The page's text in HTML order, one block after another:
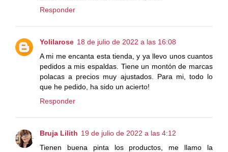
Responder
Yolilarose 18 de julio de 2022 a las 16:08
A mi me encanta esta tienda, y ya llevo unos cuantos
pedidos a mis espaldas. Tiene un montón de marcas
polacas a precios muy ajustados. Para mi, todo lo
que he pedido, ha sido un acierto!
Responder
Bruja Lilith 19 de julio de 2022 a las 4:12
Tienen buena pinta los productos, me llamo la